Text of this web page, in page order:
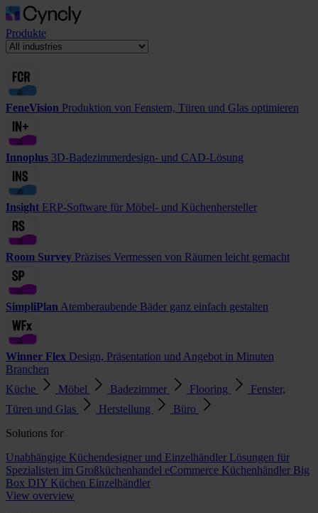
Produkte
FeneVision Produktion von Fenstern, Türen und Glas optimieren
Innoplus 3D-Badezimmerdesign- und CAD-Lösung
Insight ERP-Software für Möbel- und Küchenhersteller
Room Survey Präzises Vermessen von Räumen leicht gemacht
SimpliPlan Atemberaubende Bäder ganz einfach gestalten
Winner Flex Design, Präsentation und Angebot in Minuten
Branchen
Küche
Möbel Badezimmer Flooring
Fenster,
Türen und Glas
Herstellung
Büro
Solutions for
Unabhängige Küchendesigner und Einzelhändler Lösungen für
Spezialisten im Großküchenhandel eCommerce Küchenhändler Big
Box DIY Küchen Einzelhändler
View overview